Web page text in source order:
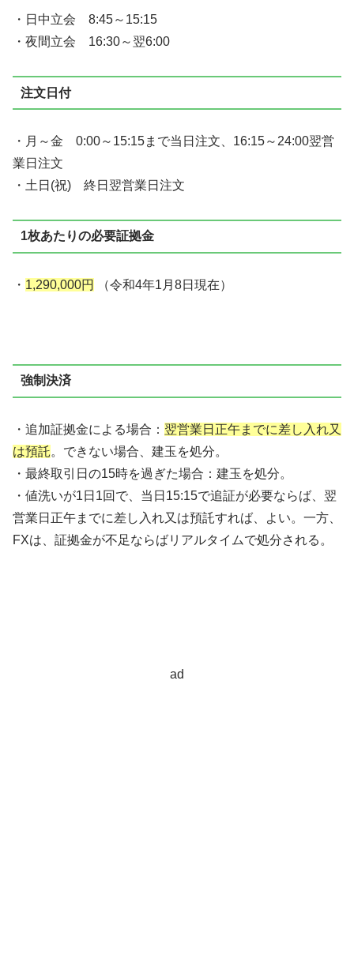
・日中立会 8:45～15:15
・夜間立会 16:30～翌6:00
注文日付
・月～金 0:00～15:15まで当日注文、16:15～24:00翌営
業日注文
・土日(祝) 終日翌営業日注文
1枚あたりの必要証拠金
・ 1,290,000円 （令和4年1月8日現在）
強制決済
・追加証拠金による場合： 翌営業日正午までに差し入れ又
は預託。できない場合、建玉を処分。
・最終取引日の15時を過ぎた場合：建玉を処分。
・値洗いが1日1回で、当日15:15で追証が必要ならば、翌
営業日正午までに差し入れ又は預託すれば、よい。一方、
FXは、証拠金が不足ならばリアルタイムで処分される。
ad